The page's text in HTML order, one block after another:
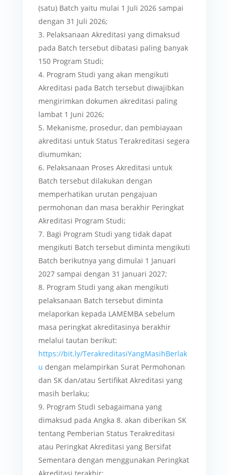
(satu) Batch yaitu mulai 1 Juli 2026 sampai
dengan 31 Juli 2026;
Pelaksanaan Akreditasi yang dimaksud
pada Batch tersebut dibatasi paling banyak
150 Program Studi;
Program Studi yang akan mengikuti
Akreditasi pada Batch tersebut diwajibkan
mengirimkan dokumen akreditasi paling
lambat 1 Juni 2026;
Mekanisme, prosedur, dan pembiayaan
akreditasi untuk Status Terakreditasi segera
diumumkan;
Pelaksanaan Proses Akreditasi untuk
Batch tersebut dilakukan dengan
memperhatikan urutan pengajuan
permohonan dan masa berakhir Peringkat
Akreditasi Program Studi;
Bagi Program Studi yang tidak dapat
mengikuti Batch tersebut diminta mengikuti
Batch berikutnya yang dimulai 1 Januari
2027 sampai dengan 31 Januari 2027;
Program Studi yang akan mengikuti
pelaksanaan Batch tersebut diminta
melaporkan kepada LAMEMBA sebelum
masa peringkat akreditasinya berakhir
melalui tautan berikut:
https://bit.ly/TerakreditasiYangMasihBerlak
u dengan melampirkan Surat Permohonan
dan SK dan/atau Sertifikat Akreditasi yang
masih berlaku;
Program Studi sebagaimana yang
dimaksud pada Angka 8. akan diberikan SK
tentang Pemberian Status Terakreditasi
atau Peringkat Akreditasi yang Bersifat
Sementara dengan menggunakan Peringkat